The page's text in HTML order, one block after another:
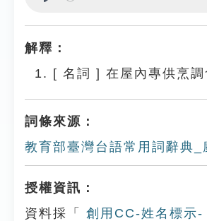
解釋：
[ 名詞 ] 在屋內專供烹調
詞條來源：
教育部臺灣台語常用詞辭典_
授權資訊：
資料採「
創用CC-姓名標示-